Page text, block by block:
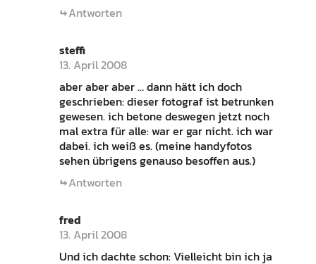
Antworten
steffi
13. April 2008
aber aber aber … dann hätt ich doch
geschrieben: dieser fotograf ist betrunken
gewesen. ich betone deswegen jetzt noch
mal extra für alle: war er gar nicht. ich war
dabei. ich weiß es. (meine handyfotos
sehen übrigens genauso besoffen aus.)
Antworten
fred
13. April 2008
Und ich dachte schon: Vielleicht bin ich ja